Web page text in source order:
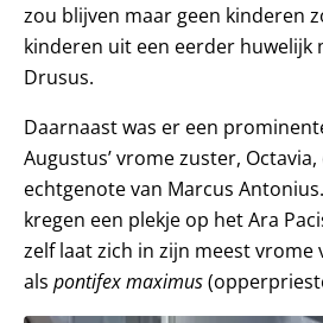
zou blijven maar geen kinderen
kinderen uit een eerder huwelijk
Drusus.
Daarnaast was er een
Augustus’ vrome zuster,
echtgenote van Marcus
kregen een plekje op het Ara
zelf laat zich in zijn meest vrome
als pontifex maximus